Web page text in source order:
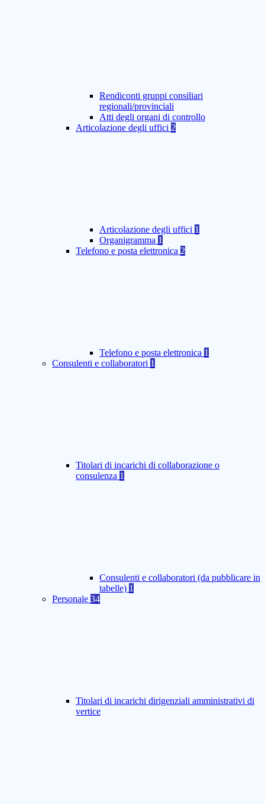
Rendiconti gruppi consiliari
regionali/provinciali
Atti degli organi di controllo
Articolazione degli uffici 2
Articolazione degli uffici 1
Organigramma 1
Telefono e posta elettronica 2
Telefono e posta elettronica 1
Consulenti e collaboratori 1
Titolari di incarichi di collaborazione o
consulenza 1
Consulenti e collaboratori (da pubblicare in
tabelle) 1
Personale 34
Titolari di incarichi dirigenziali amministrativi di
vertice